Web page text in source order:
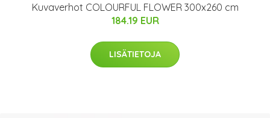
Kuvaverhot COLOURFUL FLOWER 300x260 cm
184.19 EUR
LISÄTIETOJA